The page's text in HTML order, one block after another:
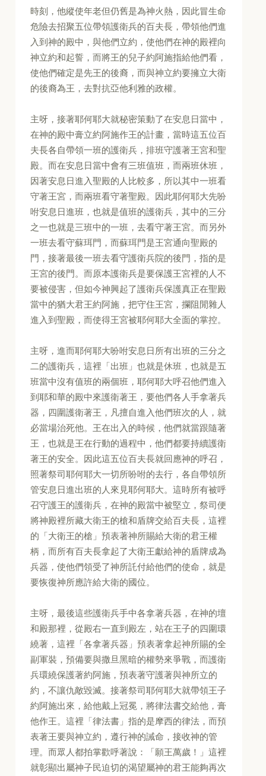
時刻，他縱使年老但仍舊是為神火熱，因此冒生命
危險去招聚五位帶領護衛兵的百夫長，帶領他們進
入到神的殿中，與他們立約，使他們在神的殿裡向
神立約和起誓，而將王的兒子約阿施指給他們看，
使他們確定是先王的後裔，而與神立約要擁立大衛
的後裔為王，去對抗亞他利雅的政權。
主呀，接著耶何耶大就秘密策動了在安息日當中，
在神的殿中膏立約阿施作王的計畫，當時這五位百
夫長各自帶領一班的護衛兵，排班守護著王宮和聖
殿。而在安息日當中會有三班值班，而兩班休班，
因著安息日進入聖殿的人比較多，所以其中一班看
守著王宮，而兩班看守著聖殿。因此耶何耶大先吩
咐安息日進班，也就是值班的護衛兵，其中的三分
之一也就是三班中的一班，去看守著王宮。而另外
一班去看守蘇珥門，而蘇珥門是王宮通向聖殿的
門，接著最後一班去看守護衛兵院的後門，指的是
王宮的後門。而原本護衛兵是要保護王宮裡的人不
要被侵害，但如今神興起了護衛兵保護真正在聖殿
當中的猶大君王約阿施，把守住王宮，攔阻閒雜人
進入到聖殿，而使得王宮被耶何耶大全面的掌控。
主呀，進而耶何耶大吩咐安息日所有出班的三分之
二的護衛兵，這裡「出班」也就是休班，也就是五
班當中沒有值班的兩個班，耶何耶大呼召他們進入
到耶和華的殿中來護衛著王，要他們各人手拿著兵
器，四圍護衛著王，凡擅自進入他們班次的人，就
必當場治死他。王在出入的時候，他們就當跟隨著
王，也就是王在行動的過程中，他們都要持續護衛
著王的安全。因此這五位百夫長就回應神的呼召，
照著祭司耶何耶大一切所吩咐的去行，各自帶領所
管安息日進出班的人來見耶何耶大。這時所有被呼
召守護王的護衛兵，在神的殿當中被堅立，祭司便
將神殿裡所藏大衛王的槍和盾牌交給百夫長，這裡
的「大衛王的槍」預表著神所賜給大衛的君王權
柄，而所有百夫長拿起了大衛王獻給神的盾牌成為
兵器，使他們領受了神所託付給他們的使命，就是
要恢復神所應許給大衛的國位。
主呀，最後這些護衛兵手中各拿著兵器，在神的壇
和殿那裡，從殿右一直到殿左，站在王子的四圍環
繞著，這裡「各拿著兵器」預表著拿起神所賜的全
副軍裝，預備要與撒旦黑暗的權勢來爭戰，而護衛
兵環繞保護著約阿施，預表著守護著與神所立的
約，不讓仇敵毀滅。接著祭司耶何耶大就帶領王子
約阿施出來，給他戴上冠冕，將律法書交給他，膏
他作王。這裡「律法書」指的是摩西的律法，而預
表著王要與神立約，遵行神的誡命，接收神的管
理。而眾人都拍掌歡呼著說：「願王萬歲！」這裡
就彰顯出屬神子民迫切的渴望屬神的君王能夠再次